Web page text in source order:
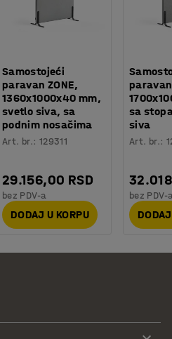
Samostojeći
paravan ZONE,
1360x1000x40 mm,
svetlo siva, sa
podnim nosačima
Art. br.: 129311
29.156,00 RSD
bez PDV-a
DODAJ U KORPU
paravan
sa
siva
Art. br.:
bez PDV-